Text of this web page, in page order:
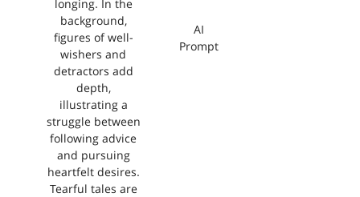
AI
Prompt
longing. In the
background,
figures of well-
wishers and
detractors add
depth,
illustrating a
struggle between
following advice
and pursuing
heartfelt desires.
Tearful tales are